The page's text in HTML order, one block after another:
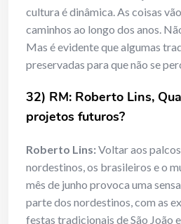
cultura é dinâmica. As coisas
caminhos ao longo dos anos.
Mas é evidente que algumas
preservadas para que não se
32) RM: Roberto Lins,
projetos futuros?
Roberto Lins:Voltar aos
nordestinos, os brasileiros e o
mês de junho provoca uma
parte dos nordestinos, com as
festas tradicionais de São João